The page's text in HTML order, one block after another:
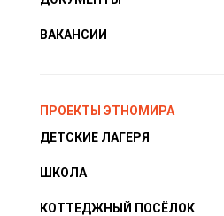
ВАКАНСИИ
ПРОЕКТЫ ЭТНОМИРА
ДЕТСКИЕ ЛАГЕРЯ
ШКОЛА
КОТТЕДЖНЫЙ ПОСЁЛОК